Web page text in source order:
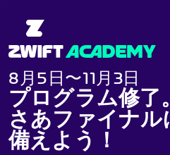
8月5日〜11月3日
プログラム修了。
さあファイナル
備えよう！